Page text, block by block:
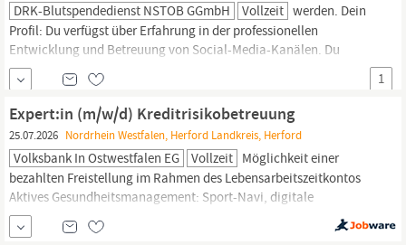
DRK-Blutspendedienst NSTOB GGmbH Vollzeit werden. Dein
Profil: Du verfügst über Erfahrung in der professionellen
Entwicklung und Betreuung von Social-Media-Kanälen. Du
arbeitest gern kreativ und willst etwas bewegen. Du hast ein
abgeschlossenes Studium im Fachbereich Medienwissenschaften,
Kommunikationswissenschaften, Journalismus,
Wirtschaftswissenschaften bzw.
1
Expert:in (m/w/d) Kreditrisikobetreuung
25.07.2026 Nordrhein Westfalen, Herford Landkreis, Herford
Volksbank In Ostwestfalen EG Vollzeit Möglichkeit einer
bezahlten Freistellung im Rahmen des Lebensarbeitszeitkontos
Aktives Gesundheitsmanagement: Sport-Navi, digitale
Fitnesskurse, Gesundheits-Check, mobile Massage JobRad-
Leasing und JobTicket sowie attraktive Rabatte für Mitarbeitende